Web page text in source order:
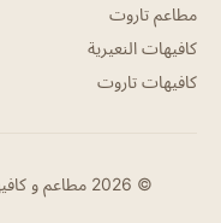
مطاعم تاروت
كافيهات النعيرية
كافيهات تاروت
© 2026 مطاعم و كافيهات الشرقية. جميع الحقوق محفوظة.